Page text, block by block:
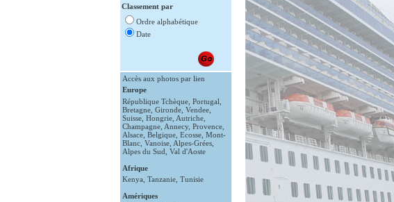
Classement par
Ordre alphabétique
Date
Accès aux photos par lien
Europe
République Tchèque, Portugal
Bretagne, Gironde, Vendee,
Suisse, Hongrie, Autriche,
Champagne, Annecy, Provence,
Alsace, Belgique, Ecosse, Mont-
Blanc, Vanoise, Alpes-Grées,
Alpes du Sud Val d'Aoste
Afrique
Kenya Tanzanie, Tunisie
Amériques